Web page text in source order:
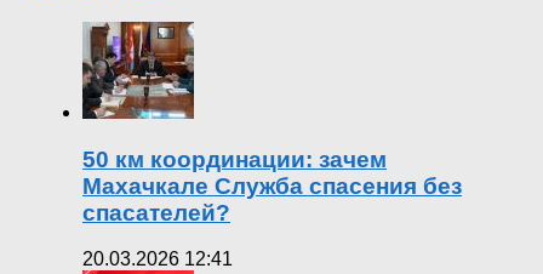
50 км координации: зачем
Махачкале Служба спасения без
спасателей?
20.03.2026 12:41